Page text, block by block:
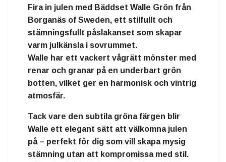
Fira in julen med Bäddset Walle Grön från
Borganäs of Sweden, ett stilfullt och
stämningsfullt påslakanset som skapar
varm julkänsla i sovrummet.
Walle har ett vackert vågrätt mönster med
renar och granar på en underbart grön
botten, vilket ger en harmonisk och vintrig
atmosfär.
Tack vare den subtila gröna färgen blir
Walle ett elegant sätt att välkomna julen
på – perfekt för dig som vill skapa mysig
stämning utan att kompromissa med stil .